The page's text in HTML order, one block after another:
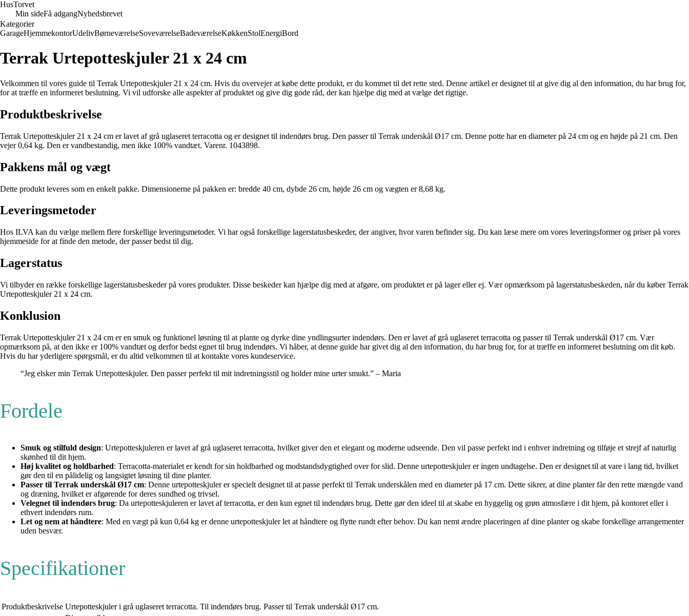
HusTorvet
Min sideFå adgangNyhedsbrevet
Kategorier
GarageHjemmekontorUdelivBørneværelseSoveværelseBadeværelseKøkkenStolEnergiBord
Terrak Urtepotteskjuler 21 x 24 cm
Velkommen til vores guide til Terrak Urtepotteskjuler 21 x 24 cm. Hvis du overvejer at købe dette produkt, er du kommet til det rette sted. Denne artikel er designet til at give dig al den information, du har brug for,
for at træffe en informeret beslutning. Vi vil udforske alle aspekter af produktet og give dig gode råd, der kan hjælpe dig med at vælge det rigtige.
Produktbeskrivelse
Terrak Urtepotteskjuler 21 x 24 cm er lavet af grå uglaseret terracotta og er designet til indendørs brug. Den passer til Terrak underskål Ø17 cm. Denne potte har en diameter på 24 cm og en højde på 21 cm. Den
vejer 0,64 kg. Den er vandbestandig, men ikke 100% vandtæt. Varenr. 1043898.
Pakkens mål og vægt
Dette produkt leveres som en enkelt pakke. Dimensionerne på pakken er: bredde 40 cm, dybde 26 cm, højde 26 cm og vægten er 8,68 kg.
Leveringsmetoder
Hos ILVA kan du vælge mellem flere forskellige leveringsmetoder. Vi har også forskellige lagerstatusbeskeder, der angiver, hvor varen befinder sig. Du kan læse mere om vores leveringsformer og priser på vores
hjemmeside for at finde den metode, der passer bedst til dig.
Lagerstatus
Vi tilbyder en række forskellige lagerstatusbeskeder på vores produkter. Disse beskeder kan hjælpe dig med at afgøre, om produktet er på lager eller ej. Vær opmærksom på lagerstatusbeskeden, når du køber Terrak
Urtepotteskjuler 21 x 24 cm.
Konklusion
Terrak Urtepotteskjuler 21 x 24 cm er en smuk og funktionel løsning til at plante og dyrke dine yndlingsurter indendørs. Den er lavet af grå uglaseret terracotta og passer til Terrak underskål Ø17 cm. Vær
opmærksom på, at den ikke er 100% vandtæt og derfor bedst egnet til brug indendørs. Vi håber, at denne guide har givet dig al den information, du har brug for, for at træffe en informeret beslutning om dit køb.
Hvis du har yderligere spørgsmål, er du altid velkommen til at kontakte vores kundeservice.
“Jeg elsker min Terrak Urtepotteskjuler. Den passer perfekt til mit indretningsstil og holder mine urter smukt.” – Maria
Fordele
Smuk og stilfuld design: Urtepotteskjuleren er lavet af grå uglaseret terracotta, hvilket giver den et elegant og moderne udseende. Den vil passe perfekt ind i enhver indretning og tilføje et strejf af naturlig
skønhed til dit hjem.
Høj kvalitet og holdbarhed: Terracotta-materialet er kendt for sin holdbarhed og modstandsdygtighed over for slid. Denne urtepotteskjuler er ingen undtagelse. Den er designet til at vare i lang tid, hvilket
gør den til en pålidelig og langsigtet løsning til dine planter.
Passer til Terrak underskål Ø17 cm: Denne urtepotteskjuler er specielt designet til at passe perfekt til Terrak underskålen med en diameter på 17 cm. Dette sikrer, at dine planter får den rette mængde vand
og dræning, hvilket er afgørende for deres sundhed og trivsel.
Velegnet til indendørs brug: Da urtepotteskjuleren er lavet af terracotta, er den kun egnet til indendørs brug. Dette gør den ideel til at skabe en hyggelig og grøn atmosfære i dit hjem, på kontoret eller i
ethvert indendørs rum.
Let og nem at håndtere: Med en vægt på kun 0,64 kg er denne urtepotteskjuler let at håndtere og flytte rundt efter behov. Du kan nemt ændre placeringen af dine planter og skabe forskellige arrangementer
uden besvær.
Specifikationer
Produktbeskrivelse Urtepotteskjuler i grå uglaseret terracotta. Til indendørs brug. Passer til Terrak underskål Ø17 cm.